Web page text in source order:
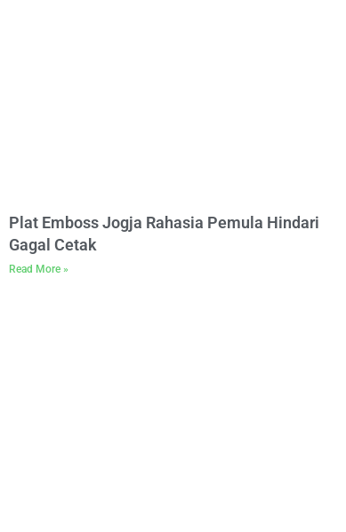
Plat Emboss Jogja Rahasia Pemula Hindari
Gagal Cetak
Read More »